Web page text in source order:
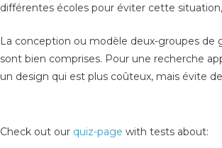
différentes écoles pour éviter cette
La conception ou modèle deux-groupes
sont bien comprises. Pour une recherche
un design qui est plus coûteux, mais évite
Check out our quiz-page with tests about: